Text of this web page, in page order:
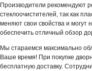
Производители рекомендуют
стеклоочистителей, так как
меняют свои свойства и могут
обеспечить отличный обзор
Мы стараемся максимально
Ваше время! При покупке
бесплатную доставку.